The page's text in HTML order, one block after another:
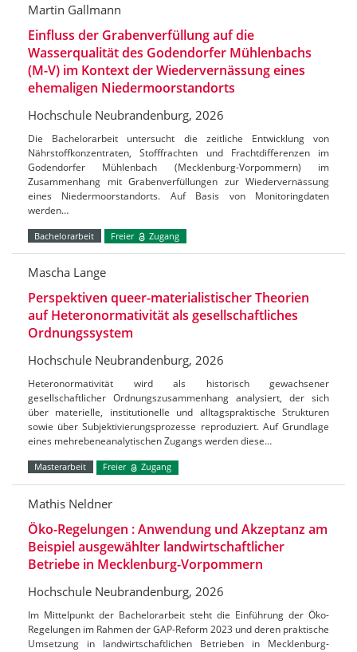
Martin Gallmann
Einfluss der Grabenverfüllung auf die
Wasserqualität des Godendorfer Mühlenbachs
(M-V) im Kontext der Wiedervernässung eines
ehemaligen Niedermoorstandorts
Hochschule Neubrandenburg, 2026
Die Bachelorarbeit untersucht die zeitliche Entwicklung von
Nährstoffkonzentraten, Stofffrachten und Frachtdifferenzen im
Godendorfer Mühlenbach (Mecklenburg-Vorpommern) im
Zusammenhang mit Grabenverfüllungen zur Wiedervernässung
eines Niedermoorstandorts. Auf Basis von Monitoringdaten
werden…
Bachelorarbeit Freier Zugang
Mascha Lange
Perspektiven queer-materialistischer Theorien
auf Heteronormativität als gesellschaftliches
Ordnungssystem
Hochschule Neubrandenburg, 2026
Heteronormativität wird als historisch gewachsener
gesellschaftlicher Ordnungszusammenhang analysiert, der sich
über materielle, institutionelle und alltagspraktische Strukturen
sowie über Subjektivierungsprozesse reproduziert. Auf Grundlage
eines mehrebeneanalytischen Zugangs werden diese…
Masterarbeit Freier Zugang
Mathis Neldner
Öko-Regelungen : Anwendung und Akzeptanz am
Beispiel ausgewählter landwirtschaftlicher
Betriebe in Mecklenburg-Vorpommern
Hochschule Neubrandenburg, 2026
Im Mittelpunkt der Bachelorarbeit steht die Einführung der Öko-
Regelungen im Rahmen der GAP-Reform 2023 und deren praktische
Umsetzung in landwirtschaftlichen Betrieben in Mecklenburg-